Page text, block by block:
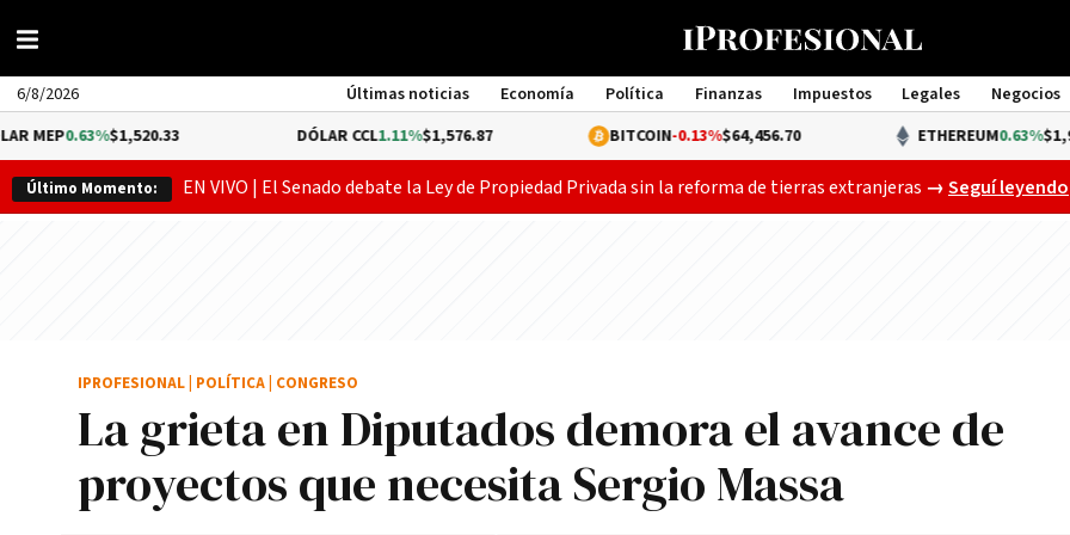
6/8/2026 Últimas noticias Economía Política Finanzas Impuestos Legales Negocios
Management
$1,520.33 1.11%$1,576.87 -0.13%$64,456.70 ETHEREUM0.63%$1,909.66
Último Momento: EN VIVO | El Senado debate la Ley de Propiedad Privada sin la reforma de tierras extranjeras Gobierno
→Seguí leyendo
La grieta en Diputados demora el avance de
proyectos que necesita Sergio Massa
IPROFESIONAL POLÍTICA CONGRESO